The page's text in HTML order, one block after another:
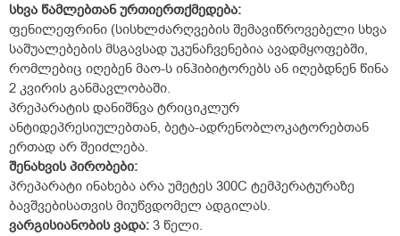
სხვა წამლებთან ურთიერთქმედება:
ფენილეფრინი (სისხლძარღვების შემავიწროვებელი სხვა
საშუალებების მსგავსად უკუნაჩვენებია ავადმყოფებში,
რომლებიც იღებენ მაო-ს ინჰიბიტორებს ან იღებდნენ წინა
2 კვირის განმავლობაში.
პრეპარატის დანიშნვა ტრიციკლურ
ანტიდეპრესიულებთან, ბეტა-ადრენობლოკატორებთან
ერთად არ შეიძლება.
შენახვის პირობები:
პრეპარატი ინახება არა უმეტეს 300C ტემპერატურაზე
ბავშვებისათვის მიუწვდომელ ადგილას.
ვარგისიანობის ვადა: 3 წელი.